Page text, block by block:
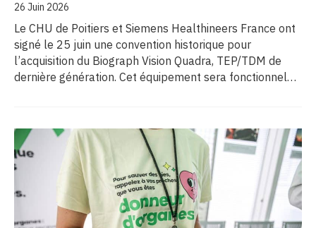
26 Juin 2026
Le CHU de Poitiers et Siemens Healthineers France ont
signé le 25 juin une convention historique pour
l’acquisition du Biograph Vision Quadra, TEP/TDM de
dernière génération. Cet équipement sera fonctionnel
l’excellence clinique et scientifique de l’établissement.
Ce projet représente un investissement de 9,5 millions
d’euros pour l’acquisition et l’installation de
l’équipement au cœur même du pôle régional de
cancérologie.